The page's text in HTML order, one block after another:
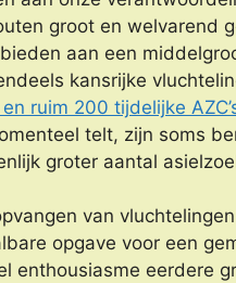
groot en welvarend
aan een
kansrijke
ruim 200 tijdelijke
telt, zijn soms
groter aantal
van
opgave voor een
enthousiasme eerdere